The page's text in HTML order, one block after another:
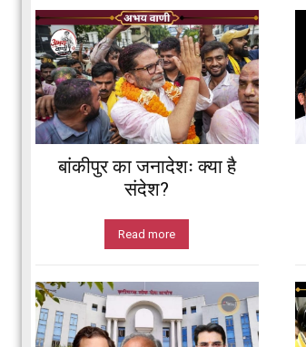
बांकीपुर का जनादेशः क्या है
संदेश?
Read more